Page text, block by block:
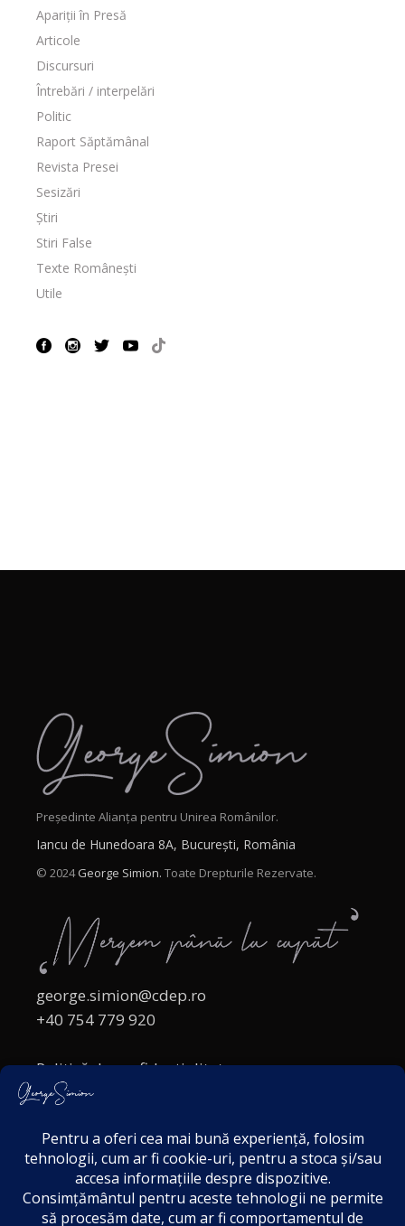
Apariții în Presă
Articole
Discursuri
Întrebări / interpelări
Politic
Raport Săptămânal
Revista Presei
Sesizări
Știri
Stiri False
Texte Românești
Utile
Președinte Alianța pentru Unirea Românilor.
Iancu de Hunedoara 8A, București, România
© 2024George Simion. Toate Drepturile Rezervate.
george.simion@cdep.ro
+40 754 779 920
Politică de confidențialitate
Politica cookies
Acordul de markting
Disclaimer